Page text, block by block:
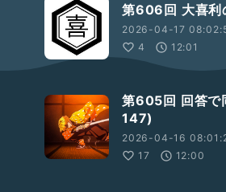
第606回 大喜利
2026-04-17
4
12:01
第605回 回答で
147)
2026-04-16
17
12:00